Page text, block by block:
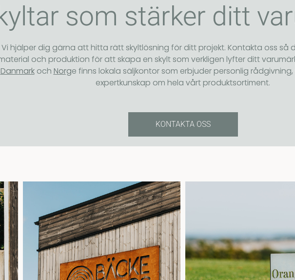
som stärker ditt
Vi hjälper dig gärna att hitta rätt skyltlösning för ditt projekt. Kontakta oss så
och produktion för att skapa en skylt som verkligen lyfter ditt
Danmarkoch Norge finns lokala säljkontor som erbjuder personlig
expertkunskap om hela vårt produktsortiment.
KONTAKTA OSS